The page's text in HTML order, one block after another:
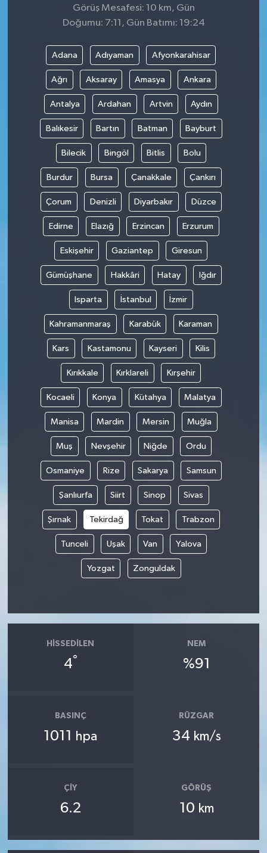
Görüş Mesafesi: 10 km, Gün
Doğumu: 7:11, Gün Batımı: 19:24
Adana Adıyaman Afyonkarahisar
Ağrı Aksaray Amasya Ankara
Antalya Ardahan Artvin Aydın
Balıkesir Bartın Batman Bayburt
Bilecik Bingöl Bitlis Bolu
Burdur Bursa Çanakkale Çankırı
Çorum Denizli Diyarbakır Düzce
Edirne Elazığ Erzincan Erzurum
Eskişehir Gaziantep Giresun
Gümüşhane Hakkâri Hatay Iğdır
Isparta İstanbul İzmir
Kahramanmaraş Karabük Karaman
Kars Kastamonu Kayseri Kilis
Kırıkkale Kırklareli Kırşehir
Kocaeli Konya Kütahya Malatya
Manisa Mardin Mersin Muğla
Muş Nevşehir Niğde Ordu
Osmaniye Rize Sakarya Samsun
Şanlıurfa Siirt Sinop Sivas
Şırnak Tekirdağ Tokat Trabzon
Tunceli Uşak Van Yalova
Yozgat Zonguldak
HISSEDILEN
4°
NEM
%91
BASINÇ
1011 hpa
RÜZGAR
34 km/s
ÇIY
6.2
GÖRÜŞ
10 km